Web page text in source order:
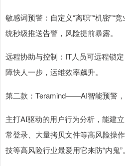
敏感词预警：自定义“离职”“机密”“
统秒级推送告警，风险提前暴露。
远程协助与控制：IT人员可远程锁
障快人一步，运维效率飙升。
第二款：Teramind——AI智能预警
主打AI驱动的用户行为分析，能建
常登录、大量拷贝文件等高风险操
技等高风险行业最爱用它来防“内鬼”。